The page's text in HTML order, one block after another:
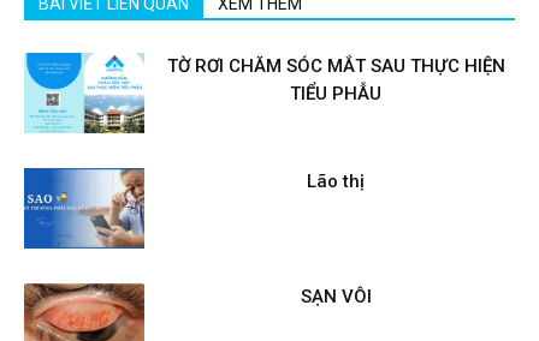
TỜ RƠI CHĂM SÓC MẮT SAU THỰC HIỆN
TIỂU PHẪU
Lão thị
SẠN VÔI